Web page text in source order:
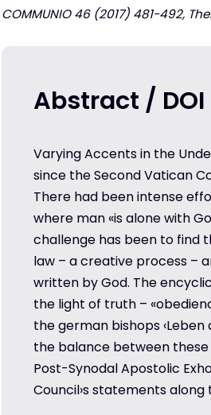
COMMUNIO 46 (2017) 481-492,
Abstract / DOI
Varying Accents in the
since the Second Vatican
There had been intense
where man «is alone with
challenge has been to find
law – a creative process –
written by God. The
the light of truth –
the german bishops ‹Leben
the balance between
Post-Synodal Apostolic
Council›s statements along